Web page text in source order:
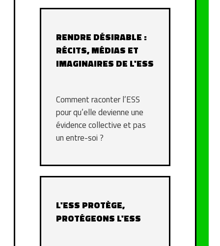
RENDRE DÉSIRABLE :
RÉCITS, MÉDIAS ET
IMAGINAIRES DE L'ESS
Comment raconter l’ESS
pour qu’elle devienne une
évidence collective et pas
un entre-soi ?
L'ESS PROTÈGE,
PROTÉGEONS L'ESS